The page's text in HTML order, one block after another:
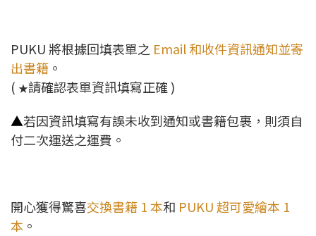
PUKU 將根據回填表單之 Email 和收件資訊通知並寄
出書籍 。
( ★請確認表單資訊填寫正確 )
▲若因資訊填寫有誤未收到通知或書籍包裹，則須自
付二次運送之運費。
開心獲得驚喜交換書籍 1 本和 PUKU 超可愛繪本 1
本 。